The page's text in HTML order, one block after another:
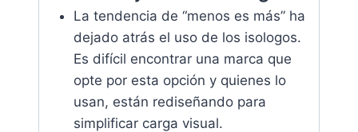
La tendencia de “menos es más” ha
dejado atrás el uso de los isologos.
Es difícil encontrar una marca que
opte por esta opción y quienes lo
usan, están rediseñando para
simplificar carga visual.